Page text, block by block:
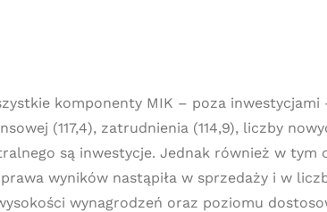
komponenty MIK – poza
(117,4), zatrudnienia (114,9), liczby
są inwestycje. Jednak również w
wyników nastąpiła w sprzedaży i w
wynagrodzeń oraz poziomu